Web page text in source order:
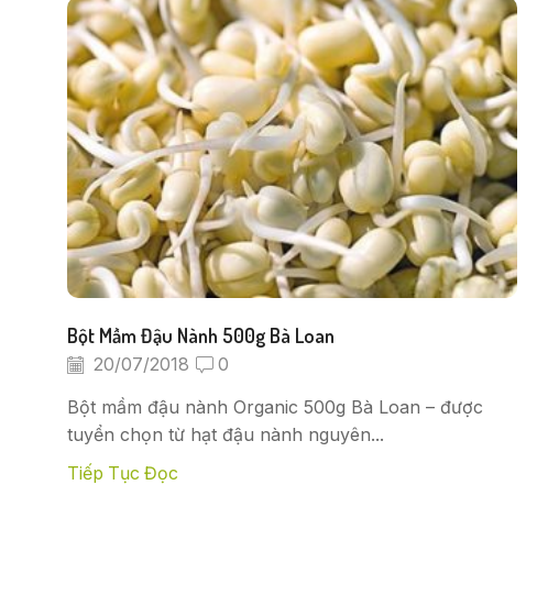
Bột Mầm Đậu Nành 500g Bà Loan
20/07/2018 0
Bột mầm đậu nành Organic 500g Bà Loan – được
tuyển chọn từ hạt đậu nành nguyên...
Tiếp Tục Đọc